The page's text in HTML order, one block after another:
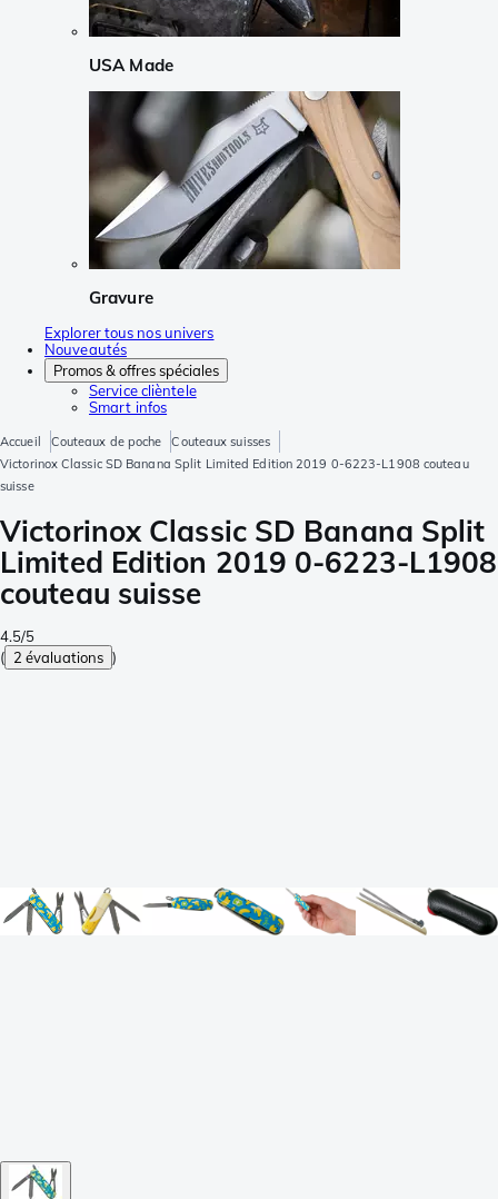
USA Made
Gravure
Explorer tous nos univers
Nouveautés
Promos & offres spéciales
Service clièntele
Smart infos
Accueil Couteaux de poche
Couteaux suisses
Victorinox Classic SD Banana Split Limited Edition 2019 0-6223-L1908 couteau
suisse
Victorinox Classic SD Banana Split
Limited Edition 2019 0-6223-L1908
couteau suisse
4.5/5
( 2 évaluations )